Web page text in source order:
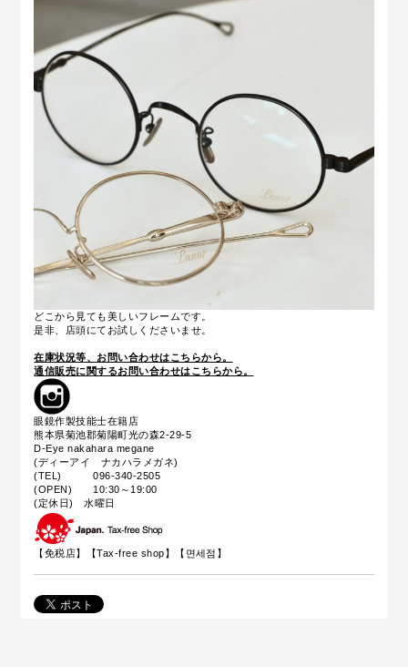
どこから見ても美しいフレームです。
是非、店頭にてお試しくださいませ。
在庫状況等、お問い合わせはこちらから。
通信販売に関するお問い合わせはこちらから。
眼鏡作製技能士在籍店
熊本県菊池郡菊陽町光の森2-29-5
D-Eye nakahara megane
(ディーアイ ナカハラメガネ)
(TEL) 096-340-2505
(OPEN) 10:30～19:00
(定休日) 水曜日
【免税店】【Tax-free shop】【면세점】